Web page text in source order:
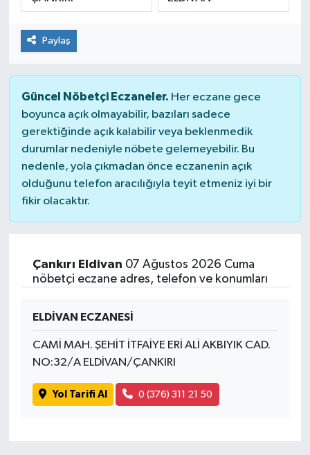
Paylaş
Güncel Nöbetçi Eczaneler. Her eczane gece
boyunca açık olmayabilir, bazıları sadece
gerektiğinde açık kalabilir veya beklenmedik
durumlar nedeniyle nöbete gelemeyebilir. Bu
nedenle, yola çıkmadan önce eczanenin açık
olduğunu telefon aracılığıyla teyit etmeniz iyi bir
fikir olacaktır.
Çankırı Eldivan 07 Ağustos 2026 Cuma
nöbetçi eczane adres, telefon ve konumları
ELDİVAN ECZANESİ
CAMİ MAH. ŞEHİT İTFAİYE ERİ ALİ AKBIYIK CAD.
NO:32/A ELDİVAN/ÇANKIRI
Yol Tarifi Al 0 (376) 311 21 50